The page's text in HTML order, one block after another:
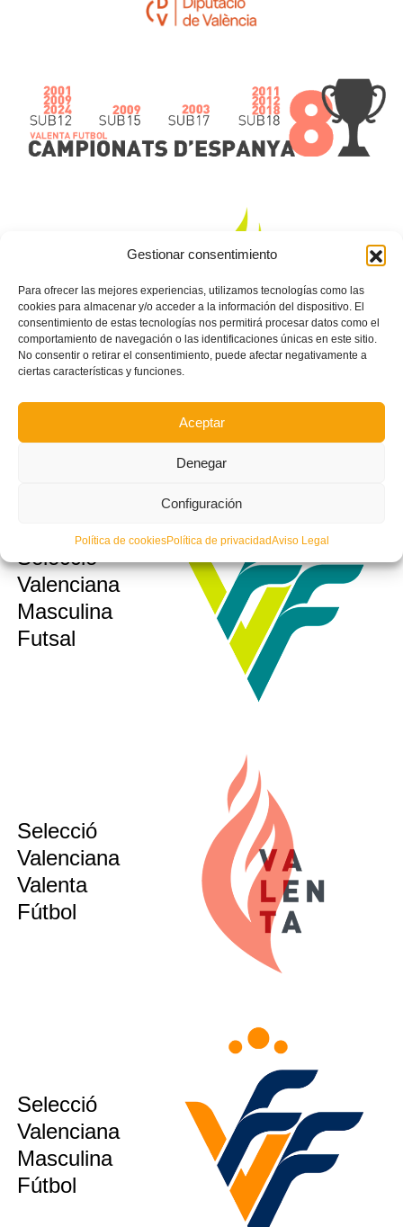
Gestionar consentimiento
Para ofrecer las mejores experiencias, utilizamos tecnologías como las
cookies para almacenar y/o acceder a la información del dispositivo. El
consentimiento de estas tecnologías nos permitirá procesar datos como el
comportamiento de navegación o las identificaciones únicas en este sitio.
No consentir o retirar el consentimiento, puede afectar negativamente a
ciertas características y funciones.
Aceptar
Denegar
Configuración
Política de cookiesPolítica de privacidadAviso Legal
Selecció
Valenciana
Valenta
Futsal
Selecció
Valenciana
Masculina
Futsal
Selecció
Valenciana
Valenta
Fútbol
Selecció
Valenciana
Masculina
Fútbol
CUP